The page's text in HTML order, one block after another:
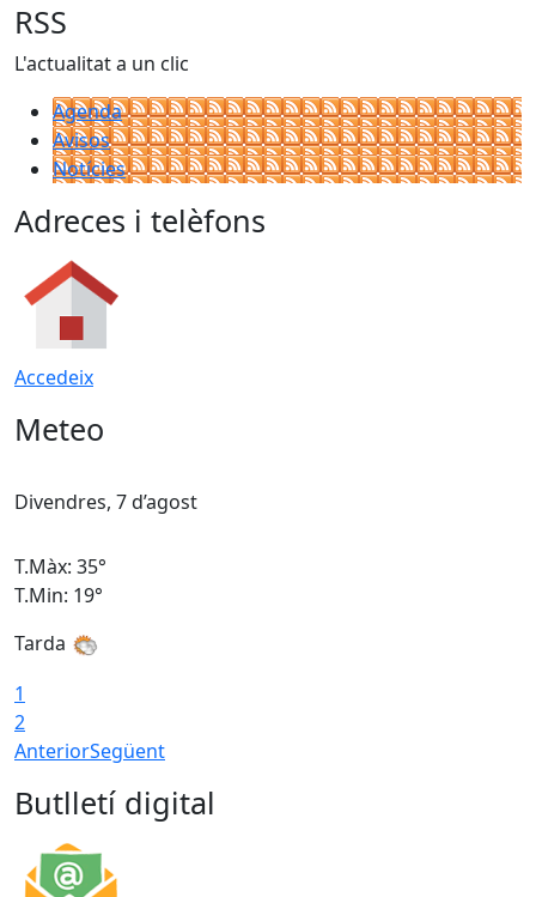
RSS
L'actualitat a un clic
Agenda
Avisos
Notícies
Adreces i telèfons
Accedeix
Meteo
Divendres, 7 d’agost
T.Màx: 35°
T.Min: 19°
Tarda
1
2
AnteriorSegüent
Butlletí digital